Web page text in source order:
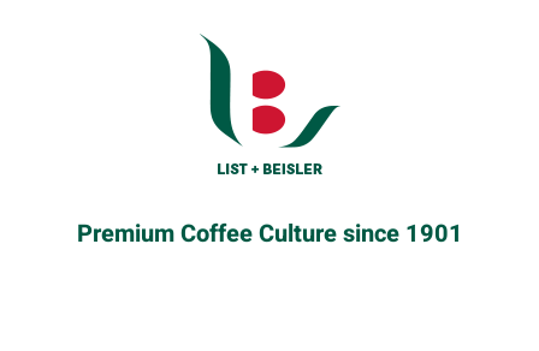
Premium Coffee Culture since 1901
COSTA RICA